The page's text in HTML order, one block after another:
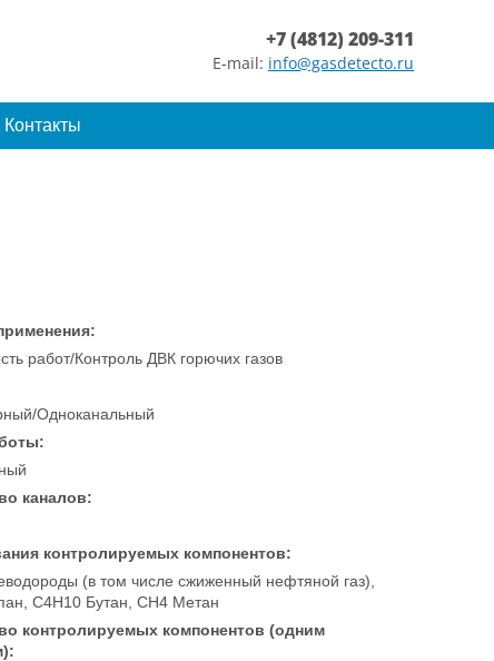
+7 (4812) 209-311
E-mail: info@gasdetecto.ru
Контакты
работ/Контроль ДВК горючих газов
Одноканальный
каналов:
контролируемых компонентов:
(в том числе сжиженный нефтяной газ),
C4H10 Бутан, CH4 Метан
контролируемых компонентов (одним